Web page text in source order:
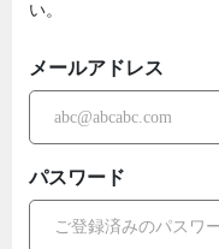
い。
メールアドレス
パスワード